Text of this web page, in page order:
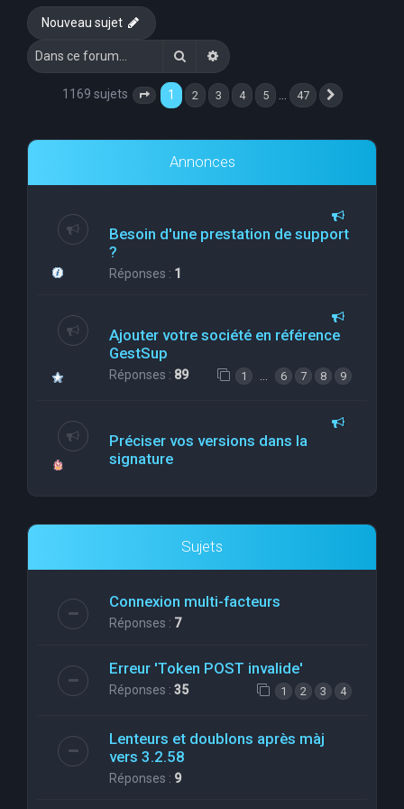
Nouveau sujet
RechercherRecherche avancée
1169 sujets Page 1 sur 47
1 2 3 4 5 … 47
Annonces
Besoin d'une prestation de support
?
Réponses : 1
Ajouter votre société en référence
GestSup
Réponses : 89 1 … 6 7 8 9
Préciser vos versions dans la
signature
Sujets
Connexion multi-facteurs
Réponses : 7
Erreur 'Token POST invalide'
Réponses : 35 1 2 3 4
Lenteurs et doublons après màj
vers 3.2.58
Réponses : 9